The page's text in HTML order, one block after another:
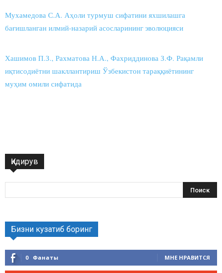
Мухамедова С.А. Аҳоли турмуш сифатини яхшилашга
бағишланган илмий-назарий асосларининг эволюцияси
Хашимов П.З., Рахматова Н.А., Фахриддинова З.Ф. Рақамли
иқтисодиётни шакллантириш Ўзбекистон тараққиётининг
муҳим омили сифатида
Қидирув
Бизни кузатиб боринг
0 Фанаты МНЕ НРАВИТСЯ